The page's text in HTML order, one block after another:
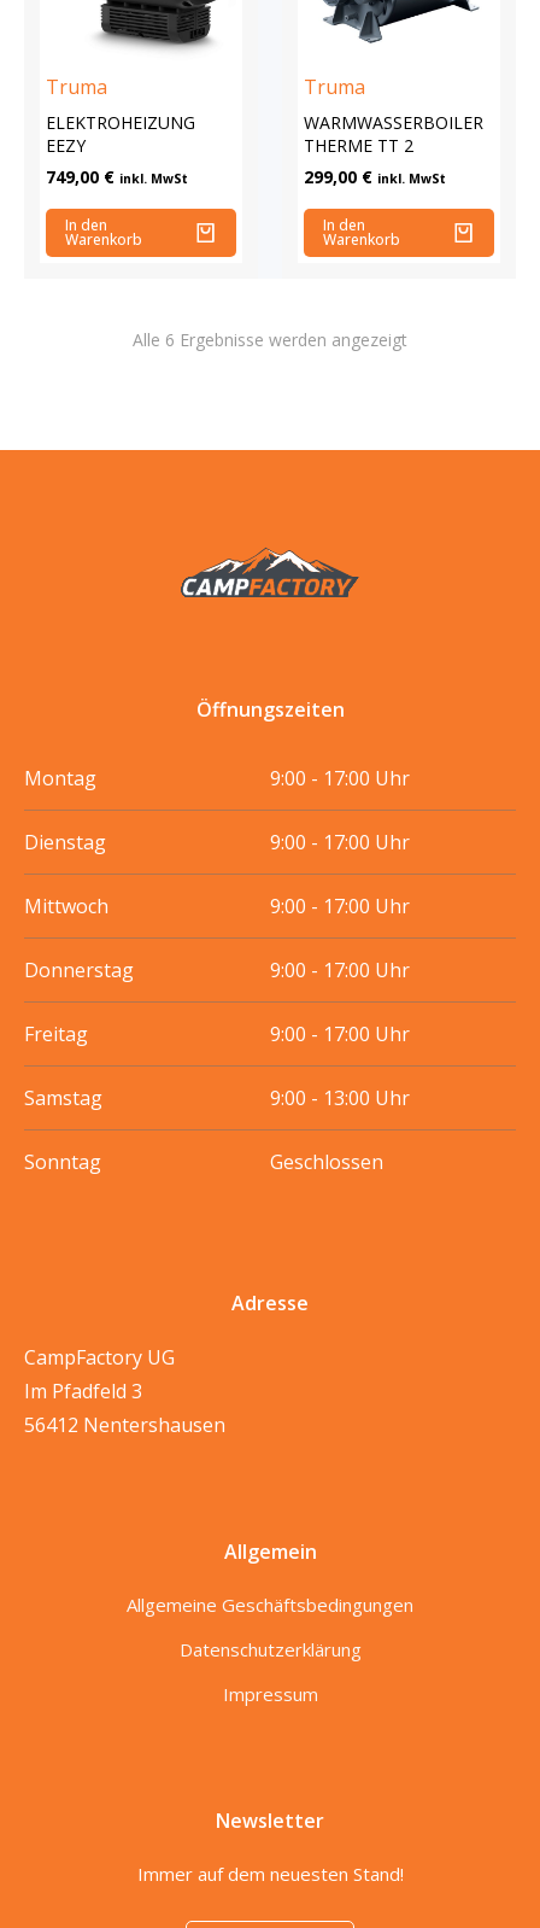
Truma
ELEKTROHEIZUNG
EEZY
749,00 € inkl. MwSt
In den
Warenkorb
Truma
WARMWASSERBOILER
THERME TT 2
299,00 € inkl. MwSt
In den
Warenkorb
Alle 6 Ergebnisse werden angezeigt
Öffnungszeiten
Montag 9:00 - 17:00 Uhr
Dienstag 9:00 - 17:00 Uhr
Mittwoch 9:00 - 17:00 Uhr
Donnerstag 9:00 - 17:00 Uhr
Freitag 9:00 - 17:00 Uhr
Samstag 9:00 - 13:00 Uhr
Sonntag Geschlossen
Adresse
CampFactory UG
Im Pfadfeld 3
56412 Nentershausen
Allgemein
Allgemeine Geschäftsbedingungen
Datenschutzerklärung
Impressum
Newsletter
Immer auf dem neuesten Stand!